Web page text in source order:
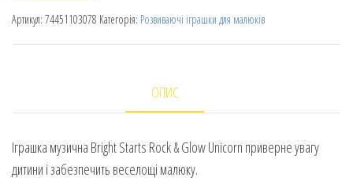
Артикул: 74451103078 Категорія: Розвиваючі іграшки для малюків
ОПИС
Іграшка музична Bright Starts Rock & Glow Unicorn приверне увагу
дитини і забезпечить веселощі малюку.